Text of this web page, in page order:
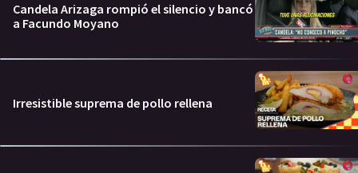
Candela Arizaga rompió el silencio y bancó
a Facundo Moyano
Irresistible suprema de pollo rellena